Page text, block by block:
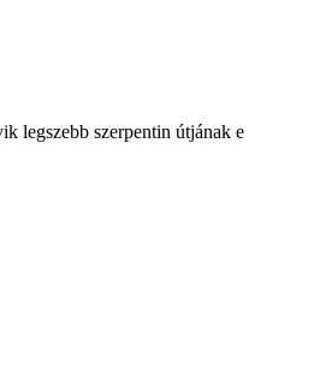
legszebb szerpentin útjának e